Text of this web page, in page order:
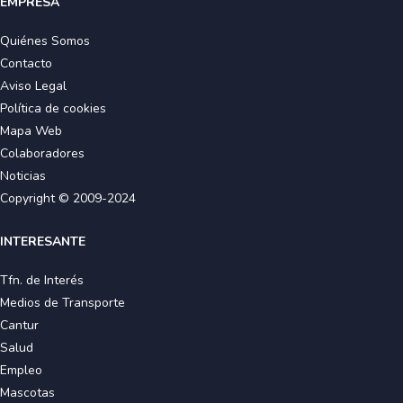
Quiénes Somos
Contacto
Aviso Legal
Política de cookies
Mapa Web
Colaboradores
Noticias
Copyright © 2009-2024
INTERESANTE
Tfn. de Interés
Medios de Transporte
Cantur
Salud
Empleo
Mascotas